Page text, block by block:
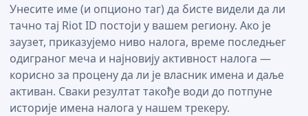
Унесите име (и опционо таг) да бисте видели да ли
тачно тај Riot ID постоји у вашем региону. Ако је
заузет, приказујемо ниво налога, време последњег
одиграног меча и најновију активност налога —
корисно за процену да ли је власник имена и даље
активан. Сваки резултат такође води до потпуне
историје имена налога у нашем трекеру.